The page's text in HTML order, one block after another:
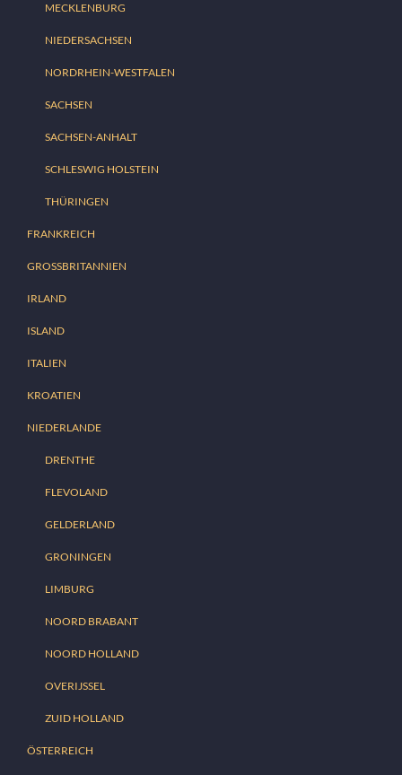
MECKLENBURG
NIEDERSACHSEN
NORDRHEIN-WESTFALEN
SACHSEN
SACHSEN-ANHALT
SCHLESWIG HOLSTEIN
THÜRINGEN
FRANKREICH
GROSSBRITANNIEN
IRLAND
ISLAND
ITALIEN
KROATIEN
NIEDERLANDE
DRENTHE
FLEVOLAND
GELDERLAND
GRONINGEN
LIMBURG
NOORD BRABANT
NOORD HOLLAND
OVERIJSSEL
ZUID HOLLAND
ÖSTERREICH